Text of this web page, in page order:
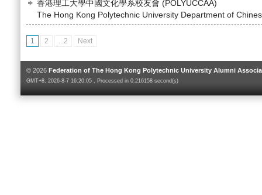
香港理工大學中國文化學系校友會 (POLYUCCAA)
The Hong Kong Polytechnic University Department of
1 2 ...2 Next
© 2026 Federation of The Hong Kong Polytechnic University Alumni
GMT+8, 2026-8-7 16:20:05 , Processed in 0.216158 second(s)